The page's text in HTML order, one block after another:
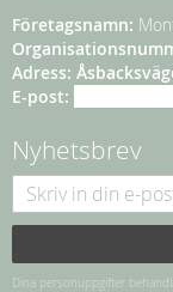
Företagsnamn:
Adress:
E-post:
Nyhetsbrev
Dina personuppgifter